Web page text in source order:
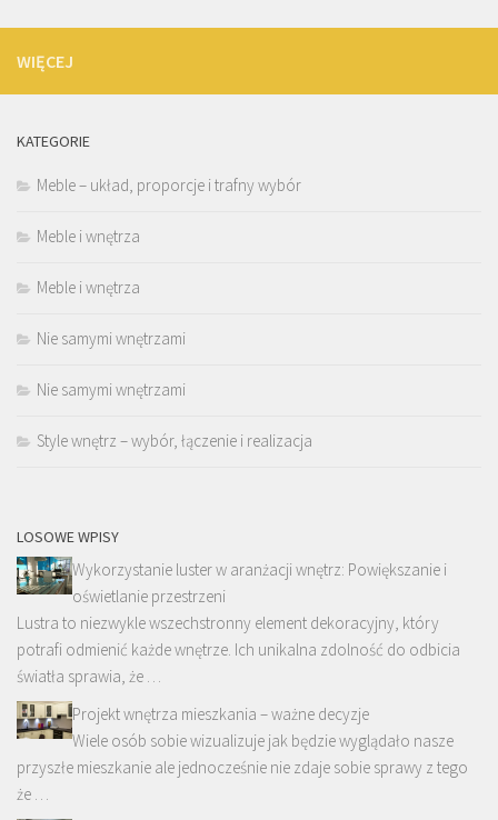
WIĘCEJ
KATEGORIE
Meble – układ, proporcje i trafny wybór
Meble i wnętrza
Meble i wnętrza
Nie samymi wnętrzami
Nie samymi wnętrzami
Style wnętrz – wybór, łączenie i realizacja
LOSOWE WPISY
Wykorzystanie luster w aranżacji wnętrz: Powiększanie i
oświetlanie przestrzeni
Lustra to niezwykle wszechstronny element dekoracyjny, który
potrafi odmienić każde wnętrze. Ich unikalna zdolność do odbicia
światła sprawia, że …
Projekt wnętrza mieszkania – ważne decyzje
Wiele osób sobie wizualizuje jak będzie wyglądało nasze
przyszłe mieszkanie ale jednocześnie nie zdaje sobie sprawy z tego
że …